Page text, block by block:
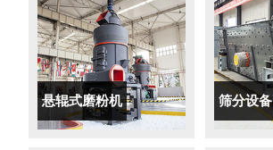
悬辊式磨粉机 筛分设备